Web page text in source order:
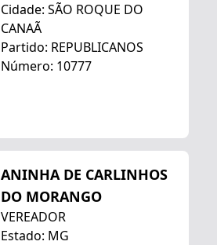
Cidade: SÃO ROQUE DO
CANAÃ
Partido: REPUBLICANOS
Número: 10777
ANINHA DE CARLINHOS
DO MORANGO
VEREADOR
Estado: MG